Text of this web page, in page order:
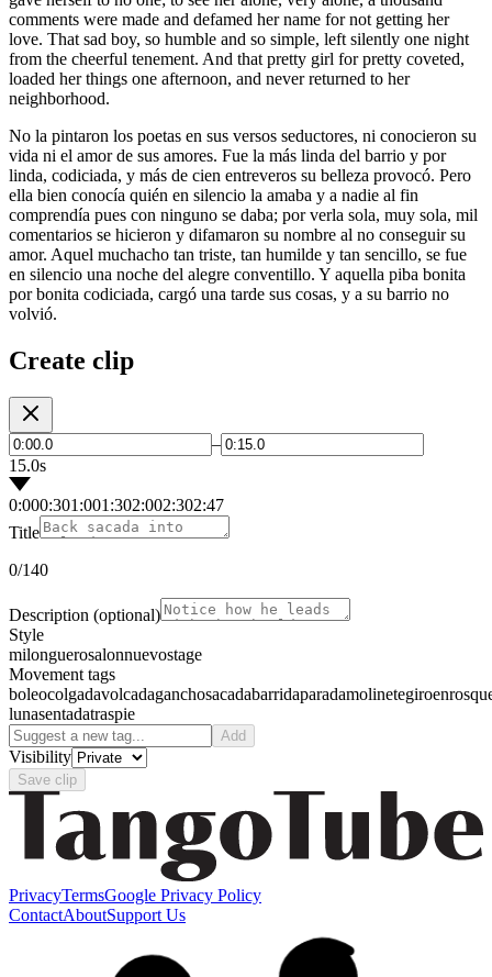
comments were made and defamed her name for not getting her
love. That sad boy, so humble and so simple, left silently one night
from the cheerful tenement. And that pretty girl for pretty coveted,
loaded her things one afternoon, and never returned to her
neighborhood.
No la pintaron los poetas en sus versos seductores, ni conocieron su
vida ni el amor de sus amores. Fue la más linda del barrio y por
linda, codiciada, y más de cien entreveros su belleza provocó. Pero
ella bien conocía quién en silencio la amaba y a nadie al fin
comprendía pues con ninguno se daba; por verla sola, muy sola, mil
comentarios se hicieron y difamaron su nombre al no conseguir su
amor. Aquel muchacho tan triste, tan humilde y tan sencillo, se fue
en silencio una noche del alegre conventillo. Y aquella piba bonita
por bonita codiciada, cargó una tarde sus cosas, y a su barrio no
volvió.
Create clip
–
15.0s
0:000:301:001:302:002:302:47
Title
0/140
Description (optional)
Style
milonguerosalonnuevostage
Movement tags
boleocolgadavolcadaganchosacadabarridaparadamolinetegiro
lunasentadatraspie
Add
Visibility
Save clip
PrivacyTermsGoogle Privacy Policy
ContactAboutSupport Us